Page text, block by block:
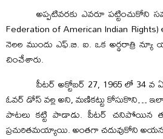
అప్పటివరకు ఎవరూ
Federation of American Indian
నెలల ముందు ఎఫ్.బి. ఐ. ఒక అర్థరాత్రి
చించేశారు.
పీటర్ అక్టోబర్ 27, 1965 లో 34 వ
ఓవర్ డోస్ వల్ల అని, మణికట్టు కోసుకొని…
పాటలు కట్టి పాడాడు. పీటర్ చనిపోయిన
ప్రచురితమయ్యాయి. అంతగా చదువుకోని